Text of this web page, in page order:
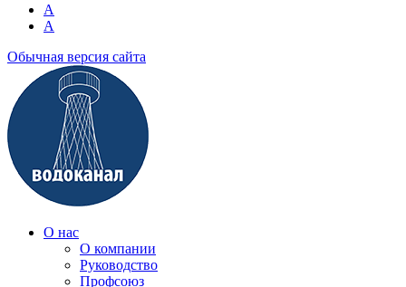
A
A
Обычная версия сайта
О нас
О компании
Руководство
Профсоюз